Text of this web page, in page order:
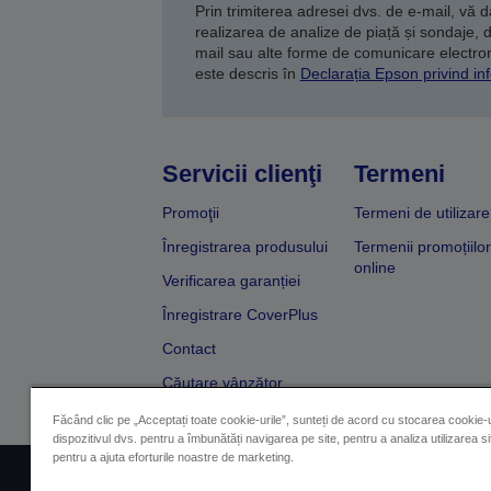
Prin trimiterea adresei dvs. de e-mail, vă
realizarea de analize de piață și sondaje,
mail sau alte forme de comunicare
este descris în Declarația Epson privind
Servicii clienţi
Promoţii
Înregistrarea produsului
Verificarea garanției
Înregistrare CoverPlus
Contact
Căutare vânzător
Termeni
Termeni de utilizare
Termenii promoțiilor
online
Făcând clic pe „Acceptați toate cookie-urile”, sunteți de acord cu stocarea cookie-
dispozitivul dvs. pentru a îmbunătăți navigarea pe site, pentru a analiza utilizarea
pentru a ajuta eforturile noastre de marketing.